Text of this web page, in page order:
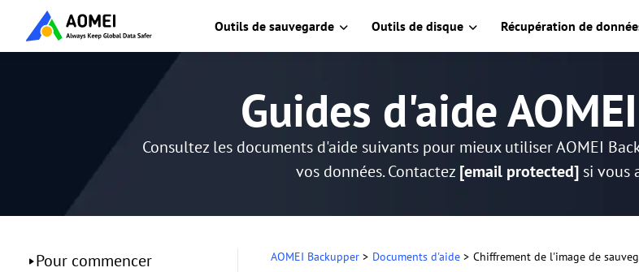
Outils de sauvegarde Outils de disque Récupération de
Guides d'aide
Consultez les documents d'aide suivants pour mieux utiliser AOMEI
vos données. Contactez [email protected]si vous
Pour commencer
AOMEI Backupper > Documents d'aide > Chiffrement de l'image de